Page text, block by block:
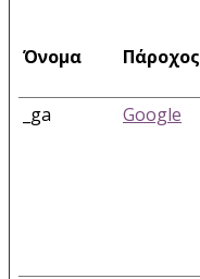
Όνομα Πάροχος
_ga
Google